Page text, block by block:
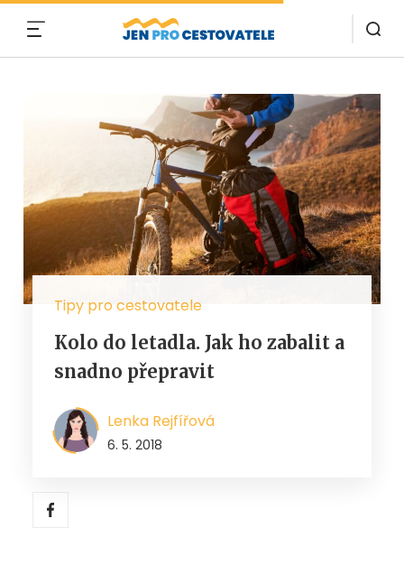
Tipy pro cestovatele
Kolo do letadla. Jak ho zabalit a
snadno přepravit
Lenka Rejfířová
6. 5. 2018